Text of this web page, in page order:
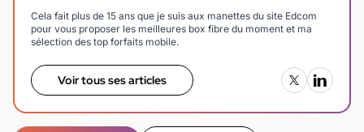
Cela fait plus de 15 ans que je suis aux manettes du site Edcom
pour vous proposer les meilleures box fibre du moment et ma
sélection des top forfaits mobile.
Voir tous ses articles